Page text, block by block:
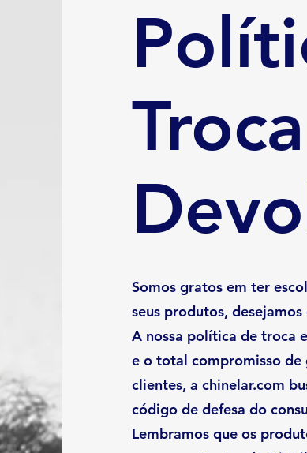
Somos gratos em ter
seus produtos,
A nossa política de troca
e o total compromisso de
clientes, a chinelar.com
código de defesa do
Lembramos que os